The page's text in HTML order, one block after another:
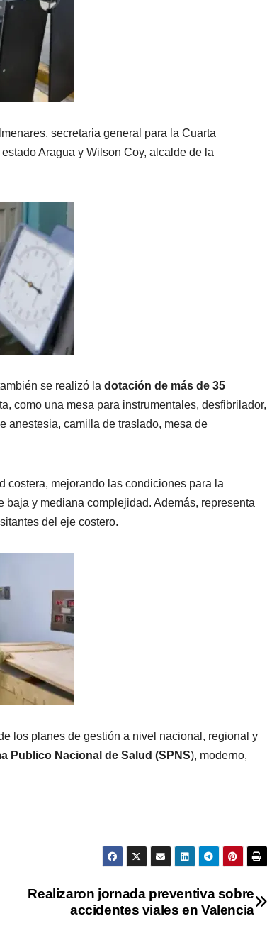
secretaria general para la Cuarta
Aragua y Wilson Coy, alcalde de la
se realizó la dotación de más de 35
como una mesa para instrumentales, desfibrilador,
anestesia, camilla de traslado, mesa de
costera, mejorando las condiciones para la
y mediana complejidad. Además, representa
del eje costero.
los planes de gestión a nivel nacional, regional y
Publico Nacional de Salud (SPNS), moderno,
Realizaron jornada preventiva sobre
accidentes viales en Valencia